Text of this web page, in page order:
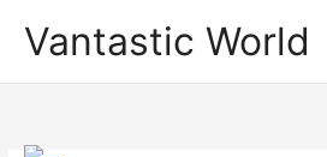
Vantastic World